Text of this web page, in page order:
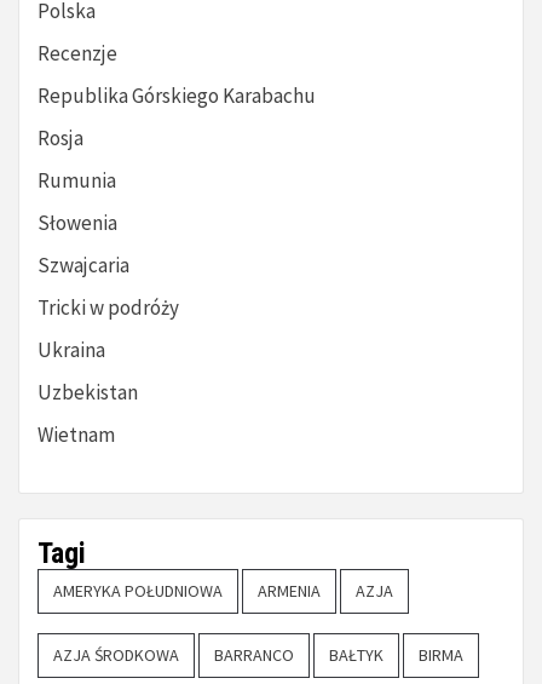
Polska
Recenzje
Republika Górskiego Karabachu
Rosja
Rumunia
Słowenia
Szwajcaria
Tricki w podróży
Ukraina
Uzbekistan
Wietnam
Tagi
AMERYKA POŁUDNIOWA ARMENIA AZJA
AZJA ŚRODKOWA BARRANCO BAŁTYK BIRMA